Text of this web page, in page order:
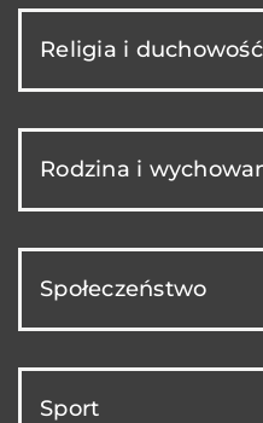
Religia i duchowość
Rodzina i
Społeczeństwo
Sport